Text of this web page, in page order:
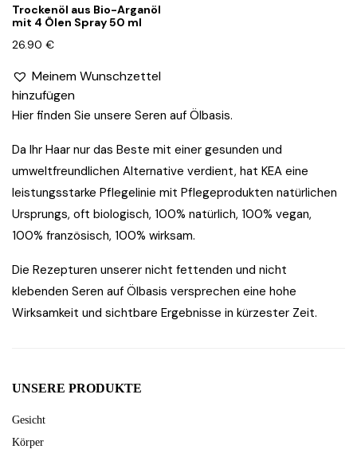
Trockenöl aus Bio-Arganöl
mit 4 Ölen Spray 50 ml
26.90 €
Meinem Wunschzettel
hinzufügen
Hier finden Sie unsere Seren auf Ölbasis.
Da Ihr Haar nur das Beste mit einer gesunden und
umweltfreundlichen Alternative verdient, hat KEA eine
leistungsstarke Pflegelinie mit Pflegeprodukten natürlichen
Ursprungs, oft biologisch, 100% natürlich, 100% vegan,
100% französisch, 100% wirksam.
Die Rezepturen unserer nicht fettenden und nicht
klebenden Seren auf Ölbasis versprechen eine hohe
Wirksamkeit und sichtbare Ergebnisse in kürzester Zeit.
UNSERE PRODUKTE
Gesicht
Körper